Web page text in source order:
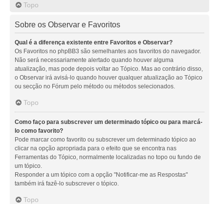
Topo
Sobre os Observar e Favoritos
Qual é a diferença existente entre Favoritos e Observar?
Os Favoritos no phpBB3 são semelhantes aos favoritos do navegador.
Não será necessariamente alertado quando houver alguma
atualização, mas pode depois voltar ao Tópico. Mas ao contrário disso,
o Observar irá avisá-lo quando houver qualquer atualização ao Tópico
ou secção no Fórum pelo método ou métodos selecionados.
Topo
Como faço para subscrever um determinado tópico ou para marcá-
lo como favorito?
Pode marcar como favorito ou subscrever um determinado tópico ao
clicar na opção apropriada para o efeito que se encontra nas
Ferramentas do Tópico, normalmente localizadas no topo ou fundo de
um tópico.
Responder a um tópico com a opção "Notificar-me as Respostas"
também irá fazê-lo subscrever o tópico.
Topo